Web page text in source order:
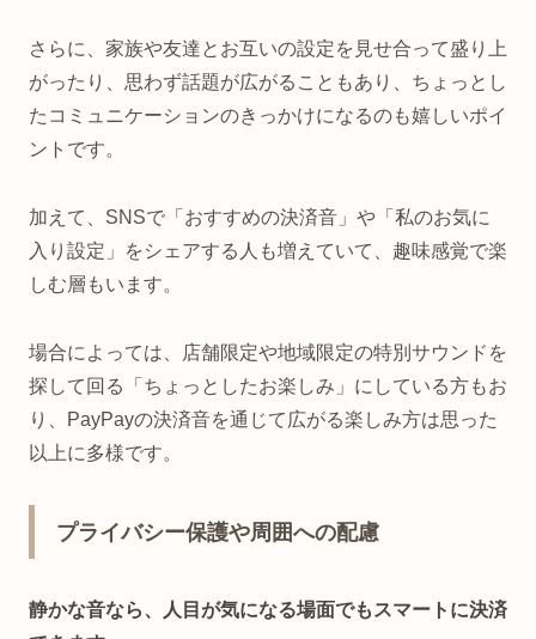
さらに、家族や友達とお互いの設定を見せ合って盛り上
がったり、思わず話題が広がることもあり、ちょっとし
たコミュニケーションのきっかけになるのも嬉しいポイ
ントです。
加えて、SNSで「おすすめの決済音」や「私のお気に
入り設定」をシェアする人も増えていて、趣味感覚で楽
しむ層もいます。
場合によっては、店舗限定や地域限定の特別サウンドを
探して回る「ちょっとしたお楽しみ」にしている方もお
り、PayPayの決済音を通じて広がる楽しみ方は思った
以上に多様です。
プライバシー保護や周囲への配慮
静かな音なら、人目が気になる場面でもスマートに決済